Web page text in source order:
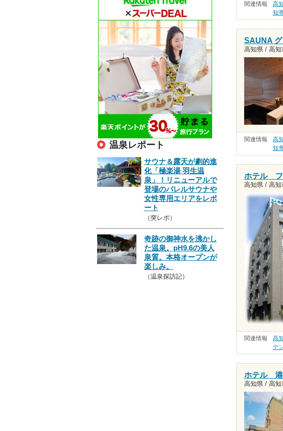
関連情報 高
知
SAUNA
高知県 / 高知
関連情報 高
知
ホテル フ
高知県 / 高知
関連情報 高
デ
ホテル 港
高知県 / 高知
温泉レポート
サウナ＆露天が劇的進
化「極楽湯 羽生温
泉」！リニューアルで
登場のバレルサウナや
女性専用エリアをレポ
ート
（突レポ）
奇跡の御神水を沸かし
た温泉。pH9.6の美人
泉質。本格オープンが
楽しみ。
（温泉探訪記）